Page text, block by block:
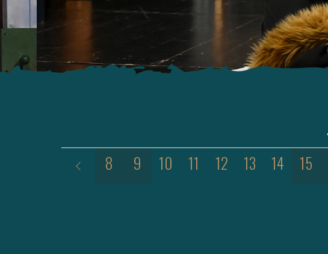
nyúlcipő
7 8 9 10 11 12 13 14 15